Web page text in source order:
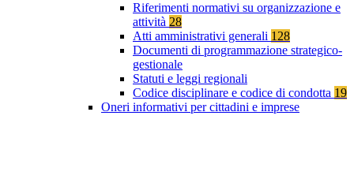
Riferimenti normativi su organizzazione e
attività 28
Atti amministrativi generali 128
Documenti di programmazione strategico-
gestionale
Statuti e leggi regionali
Codice disciplinare e codice di condotta 19
Oneri informativi per cittadini e imprese